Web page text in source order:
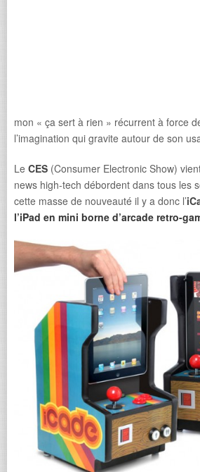
mon « ça sert à rien » récurrent à force
l’imagination qui gravite autour de son
Le CES (Consumer Electronic Show)
news high-tech débordent dans tous les
cette masse de nouveauté il y a donc l’
l’iPad en mini borne d’arcade retro-